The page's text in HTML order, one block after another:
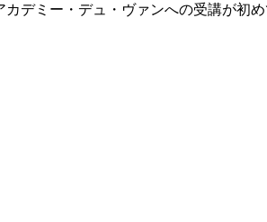
デミー・デュ・ヴァンへの受講が初